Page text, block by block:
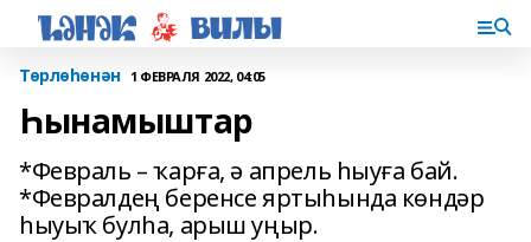
Төрлөһөнән 1 ФЕВРАЛЯ 2022, 04:05
Һынамыштар
*Февраль – ҡарға, ә апрель һыуға бай.
*Февралдең беренсе яртыһында көндәр
һыуыҡ булһа, арыш уңыр.